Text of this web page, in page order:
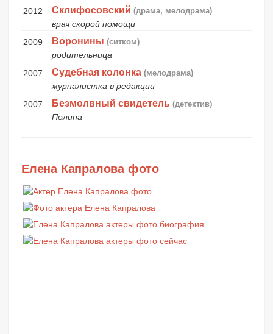
2012 Склифосовский (драма, мелодрама)
врач скорой помощи
2009
Воронины (ситком)
родительница
2007
Судебная колонка (мелодрама)
журналистка в редакции
2007
Безмолвный свидетель (детектив)
Полина
Елена Капралова фото